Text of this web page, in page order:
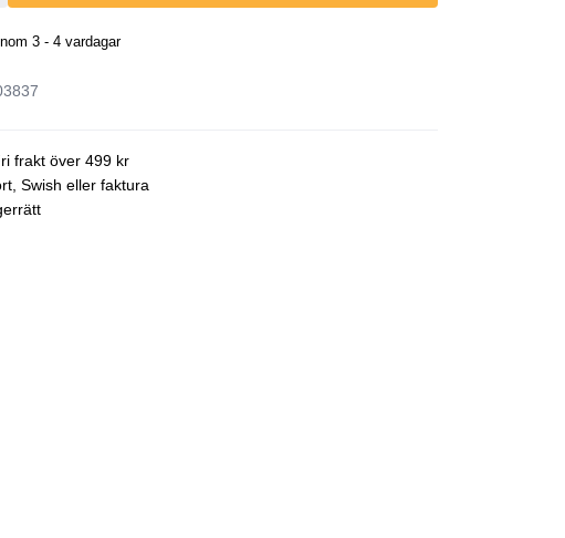
3 - 4 vardagar
frakt över 499 kr
Swish eller faktura